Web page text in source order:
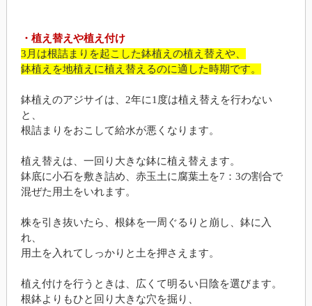
・植え替えや植え付け
3月は根詰まりを起こした鉢植えの植え替えや、
鉢植えを地植えに植え替えるのに適した時期です。
鉢植えのアジサイは、2年に1度は植え替えを行わない
と、
根詰まりをおこして給水が悪くなります。
植え替えは、一回り大きな鉢に植え替えます。
鉢底に小石を敷き詰め、赤玉土に腐葉土を7：3の割合で
混ぜた用土をいれます。
株を引き抜いたら、根鉢を一周ぐるりと崩し、鉢に入
れ、
用土を入れてしっかりと土を押さえます。
植え付けを行うときは、広くて明るい日陰を選びます。
根鉢よりもひと回り大きな穴を掘り、